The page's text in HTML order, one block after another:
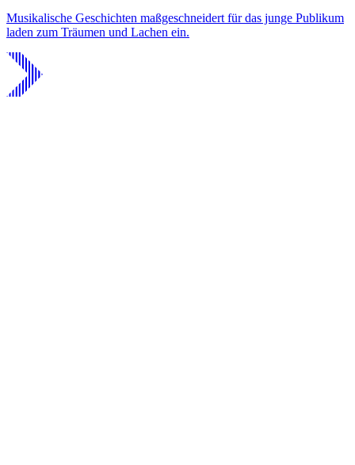
Musikalische Geschichten maßgeschneidert für das junge Publikum
laden zum Träumen und Lachen ein.